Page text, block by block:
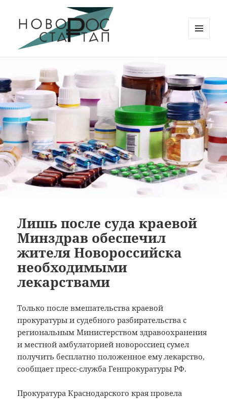
Лишь после суда краевой
Минздрав обеспечил
жителя Новороссийска
необходимыми
лекарствами
Только после вмешательства краевой
прокуратуры и судебного разбирательства с
региональным Министерством здравоохранения
и местной амбулаторией новороссиец сумел
получить бесплатно положенное ему лекарство,
сообщает пресс-служба Генпрокуратуры РФ.
Прокуратура Краснодарского края провела